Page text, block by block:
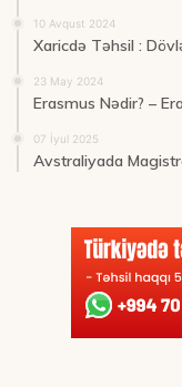
10 Avqust 2024
Xaricdə Təhsil :
23 May 2024
Erasmus Nədir? –
07 İyul 2025
Avstraliyada